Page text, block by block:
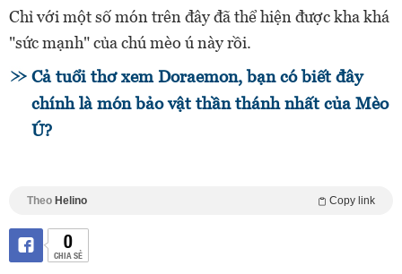
Chỉ với một số món trên đây đã thể hiện được kha khá
"sức mạnh" của chú mèo ú này rồi.
Cả tuổi thơ xem Doraemon, bạn có biết đây
chính là món bảo vật thần thánh nhất của Mèo
Ú?
Theo Helino Copy link
0
CHIA SẺ